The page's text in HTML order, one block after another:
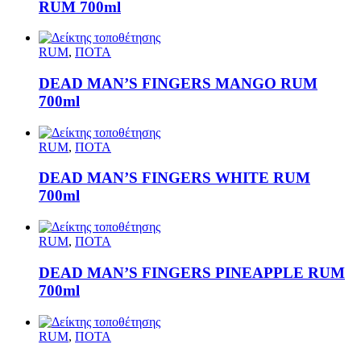
RUM 700ml
RUM, ΠΟΤΑ
DEAD MAN’S FINGERS MANGO RUM
700ml
RUM, ΠΟΤΑ
DEAD MAN’S FINGERS WHITE RUM
700ml
RUM, ΠΟΤΑ
DEAD MAN’S FINGERS PINEAPPLE RUM
700ml
RUM, ΠΟΤΑ